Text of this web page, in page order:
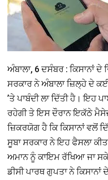
ਅੰਬਾਲਾ, 6 ਦਸੰਬਰ : ਕਿਸਾਨਾਂ ਦੇ
ਸਰਕਾਰ ਨੇ ਅੰਬਾਲਾ ਜ਼ਿਲ੍ਹੇ ਦੇ
’ਤੇ ਪਾਬੰਦੀ ਲਾ ਦਿੱਤੀ ਹੈ। ਇਹ
ਰਹੇਗੀ ਤੇ ਇਸ ਦੌਰਾਨ ਇਕੱਠੇ
ਜ਼ਿਕਰਯੋਗ ਹੈ ਕਿ ਕਿਸਾਨਾਂ ਵਲੋਂ
ਸੂਬਾ ਸਰਕਾਰ ਨੇ ਇਹ ਫੈਸਲਾ
ਅਮਾਨ ਨੂੰ ਕਾਇਮ ਰੱਖਿਆ ਜਾ
ਡੀਸੀ ਪਾਰਥ ਗੁਪਤਾ ਨੇ